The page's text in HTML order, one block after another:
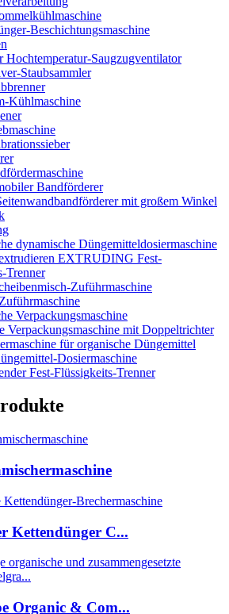
Beschichtungsmaschine
Hochtemperatur-Saugzugventilator
Staubsammler
Kühlmaschine
Bandförderer
mit großem Winkel
dynamische Düngemitteldosiermaschine
EXTRUDING Fest-
Trenner
Zuführmaschine
Verpackungsmaschine
Verpackungsmaschine mit Doppeltrichter
für organische Düngemittel
Dosiermaschine
Fest-Flüssigkeits-Trenner
Kettendünger C...
Organic & Com...